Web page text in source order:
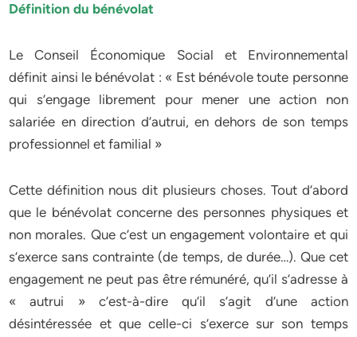
Définition du bénévolat
Le Conseil Économique Social et Environnemental
définit ainsi le bénévolat : « Est bénévole toute personne
qui s’engage librement pour mener une action non
salariée en direction d’autrui, en dehors de son temps
professionnel et familial »
Cette définition nous dit plusieurs choses. Tout d’abord
que le bénévolat concerne des personnes physiques et
non morales. Que c’est un engagement volontaire et qui
s’exerce sans contrainte (de temps, de durée…). Que cet
engagement ne peut pas être rémunéré, qu’il s’adresse à
« autrui » c’est-à-dire qu’il s’agit d’une action
désintéressée et que celle-ci s’exerce sur son temps